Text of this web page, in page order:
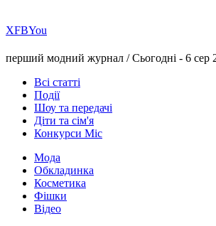
ХFBYou
перший модний журнал /Сьогодні - 6 сер
Всі статті
Події
Шоу та передачі
Діти та сім'я
Конкурси Міс
Мода
Обкладинка
Косметика
Фішки
Відео